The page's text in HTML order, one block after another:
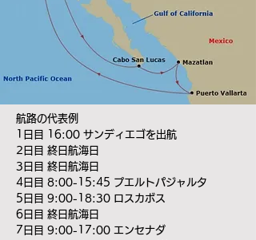
航路の代表例
1日目 16:00 サンディエゴを出航
2日目 終日航海日
3日目 終日航海日
4日目 8:00-15:45 プエルトパジャルタ
5日目 9:00-18:30 ロスカボス
6日目 終日航海日
7日目 9:00-17:00 エンセナダ